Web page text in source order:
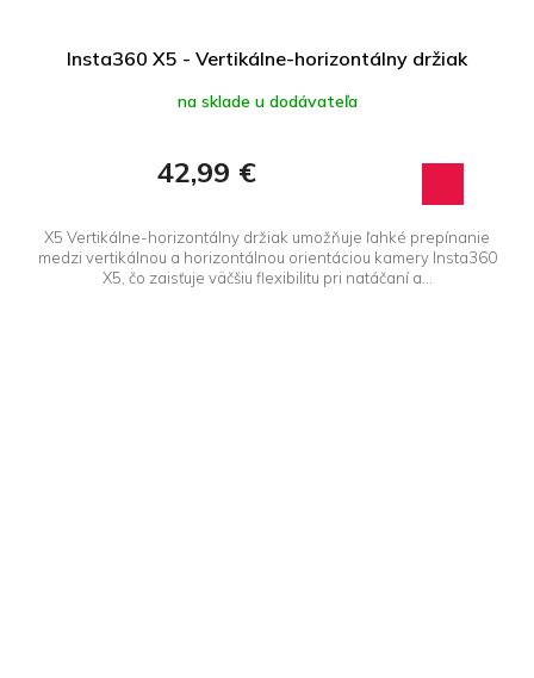
Insta360 X5 - Vertikálne-horizontálny držiak
na sklade u dodávateľa
42,99 €
X5 Vertikálne-horizontálny držiak umožňuje ľahké prepínanie
medzi vertikálnou a horizontálnou orientáciou kamery Insta360
X5, čo zaisťuje väčšiu flexibilitu pri natáčaní a...